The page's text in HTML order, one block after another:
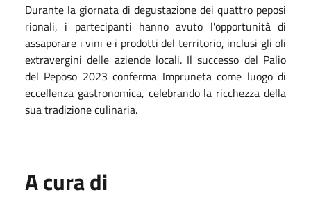
Durante la giornata di degustazione dei quattro peposi
rionali, i partecipanti hanno avuto l'opportunità di
assaporare i vini e i prodotti del territorio, inclusi gli oli
extravergini delle aziende locali. Il successo del Palio
del Peposo 2023 conferma Impruneta come luogo di
eccellenza gastronomica, celebrando la ricchezza della
sua tradizione culinaria.
A cura di